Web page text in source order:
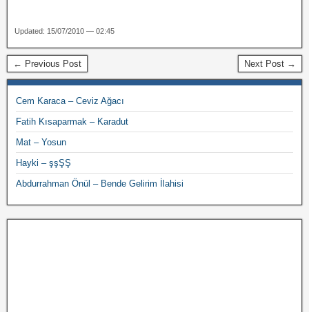
Updated: 15/07/2010 — 02:45
← Previous Post Next Post →
Cem Karaca – Ceviz Ağacı
Fatih Kısaparmak – Karadut
Mat – Yosun
Hayki – şşŞŞ
Abdurrahman Önül – Bende Gelirim İlahisi